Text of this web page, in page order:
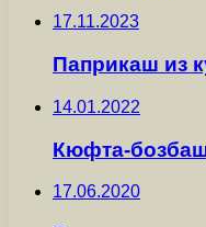
17.11.2023
Паприкаш из
14.01.2022
Кюфта-
17.06.2020